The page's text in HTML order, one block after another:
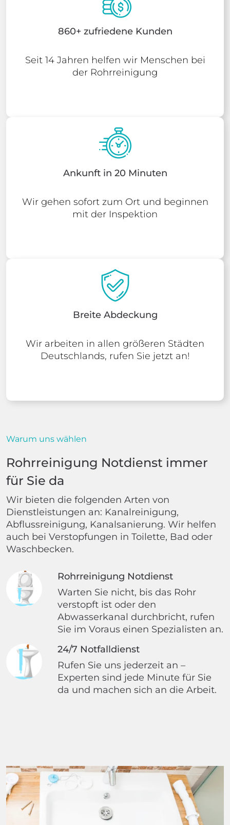
860+ zufriedene Kunden
Seit 14 Jahren helfen wir Menschen bei
der Rohrreinigung
Ankunft in 20 Minuten
Wir gehen sofort zum Ort und beginnen
mit der Inspektion
Breite Abdeckung
Wir arbeiten in allen größeren Städten
Deutschlands, rufen Sie jetzt an!
Warum uns wählen
Rohrreinigung Notdienst immer
für Sie da
Wir bieten die folgenden Arten von
Dienstleistungen an: Kanalreinigung,
Abflussreinigung, Kanalsanierung. Wir helfen
auch bei Verstopfungen in Toilette, Bad oder
Waschbecken.
Rohrreinigung Notdienst
Warten Sie nicht, bis das Rohr
verstopft ist oder den
Abwasserkanal durchbricht, rufen
Sie im Voraus einen Spezialisten an.
24/7 Notfalldienst
Rufen Sie uns jederzeit an –
Experten sind jede Minute für Sie
da und machen sich an die Arbeit.